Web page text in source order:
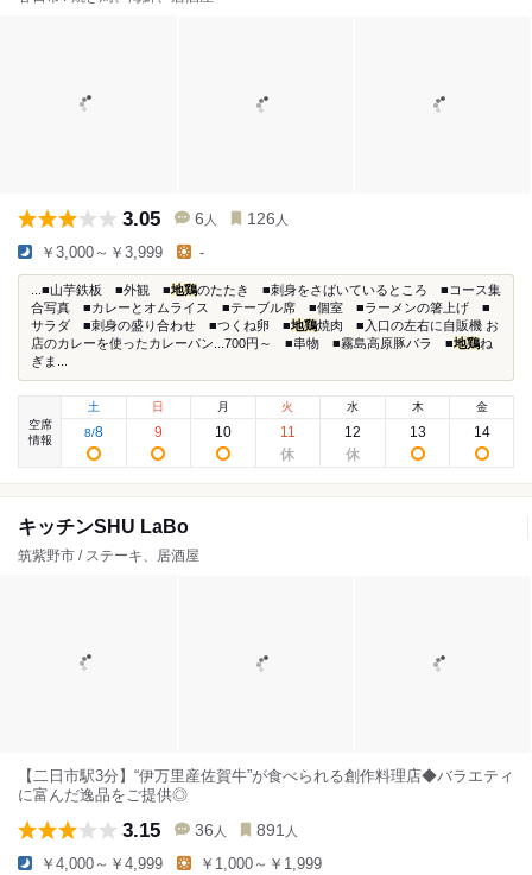
3.05 6 人 126 人
￥3,000～￥3,999 -
...■山芋鉄板 ■外観 ■地鶏のたたき ■刺身をさばいているところ ■コース集
合写真 ■カレーとオムライス ■テーブル席 ■個室 ■ラーメンの箸上げ ■
サラダ ■刺身の盛り合わせ ■つくね卵 ■地鶏焼肉 ■入口の左右に自販機 お
店のカレーを使ったカレーパン...700円～ ■串物 ■霧島高原豚バラ ■地鶏ね
ぎま...
空席
情報
土
8/8
日
9
月
10
火
11
水
12
木
13
金
14
キッチンSHU LaBo
筑紫野市 / ステーキ、居酒屋
【二日市駅3分】“伊万里産佐賀牛”が食べられる創作料理店◆バラエティ
に富んだ逸品をご提供◎
3.15 36 人 891 人
￥4,000～￥4,999 ￥1,000～￥1,999